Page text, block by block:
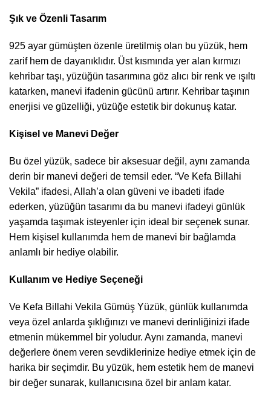
Şık ve Özenli Tasarım
925 ayar gümüşten özenle üretilmiş olan bu yüzük, hem
zarif hem de dayanıklıdır. Üst kısmında yer alan kırmızı
kehribar taşı, yüzüğün tasarımına göz alıcı bir renk ve ışıltı
katarken, manevi ifadenin gücünü artırır. Kehribar taşının
enerjisi ve güzelliği, yüzüğe estetik bir dokunuş katar.
Kişisel ve Manevi Değer
Bu özel yüzük, sadece bir aksesuar değil, aynı zamanda
derin bir manevi değeri de temsil eder. “Ve Kefa Billahi
Vekila” ifadesi, Allah’a olan güveni ve ibadeti ifade
ederken, yüzüğün tasarımı da bu manevi ifadeyi günlük
yaşamda taşımak isteyenler için ideal bir seçenek sunar.
Hem kişisel kullanımda hem de manevi bir bağlamda
anlamlı bir hediye olabilir.
Kullanım ve Hediye Seçeneği
Ve Kefa Billahi Vekila Gümüş Yüzük, günlük kullanımda
veya özel anlarda şıklığınızı ve manevi derinliğinizi ifade
etmenin mükemmel bir yoludur. Aynı zamanda, manevi
değerlere önem veren sevdiklerinize hediye etmek için de
harika bir seçimdir. Bu yüzük, hem estetik hem de manevi
bir değer sunarak, kullanıcısına özel bir anlam katar.